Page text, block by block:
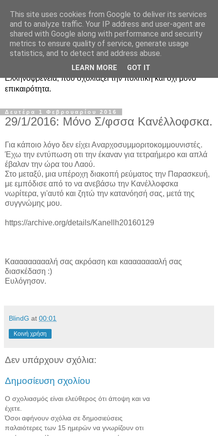
Ραδιοφωνική
Ελληνοφρένεια Unofficial
Η γνωστή ραδιοφωνική εκπομπή κατά κόσμον
Ελληνοφρένεια, που σχολιάζει την πολιτική και όχι μόνο
επικαιρότητα.
Δευτέρα 1 Φεβρουαρίου 2016
29/1/2016: Μόνο Σ/φσσα Κανέλλοφσκα.
Για κάποιο λόγο δεν είχει Αναρχοσυμμοριτοκομμουνιστές.
Έχω την εντύπωση οτι την έκαναν για τετραήμερο και απλά
έβαλαν την ώρα του Λαού.
Στο μεταξύ, μια υπέροχη διακοπή ρεύματος την Παρασκευή,
με εμπόδισε από το να ανεβάσω την Κανέλλοφσκα
νωρίτερα, γι'αυτό και ζητώ την κατανόησή σας, μετά της
συγγνώμης μου.
https://archive.org/details/Kanellh20160129
Καααααααααλή σας ακρόαση και κααααααααλή σας
διασκέδαση :)
Ευλόγησον.
BlindG at 00:01
Κοινή χρήση
Δεν υπάρχουν σχόλια:
Δημοσίευση σχολίου
Ο σχολιασμός είναι ελεύθερος ότι άποψη και να
έχετε.
Όσοι αφήνουν σχόλια σε δημοσιεύσεις
παλαιότερες των 15 ημερών να γνωρίζουν οτι
This site uses cookies from Google to deliver its services
and to analyze traffic. Your IP address and user-agent are
shared with Google along with performance and security
metrics to ensure quality of service, generate usage
statistics, and to detect and address abuse.
LEARN MORE GOT IT